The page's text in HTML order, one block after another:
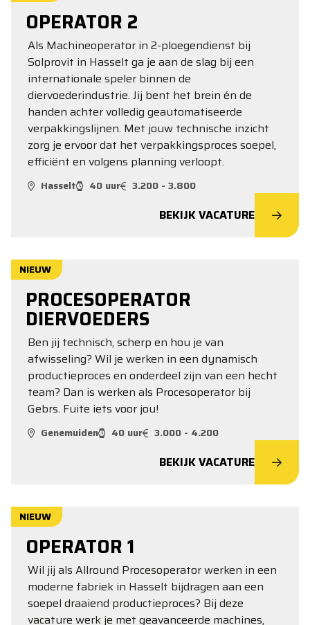
OPERATOR 2
Als Machineoperator in 2-ploegendienst bij
Solprovit in Hasselt ga je aan de slag bij een
internationale speler binnen de
diervoederindustrie. Jij bent het brein én de
handen achter volledig geautomatiseerde
verpakkingslijnen. Met jouw technische inzicht
zorg je ervoor dat het verpakkingsproces soepel,
efficiënt en volgens planning verloopt.
Hasselt 40 uur 3.200 - 3.800
BEKIJK VACATURE
NIEUW
PROCESOPERATOR
DIERVOEDERS
Ben jij technisch, scherp en hou je van
afwisseling? Wil je werken in een dynamisch
productieproces en onderdeel zijn van een hecht
team? Dan is werken als Procesoperator bij
Gebrs. Fuite iets voor jou!
Genemuiden 40 uur 3.000 - 4.200
BEKIJK VACATURE
NIEUW
OPERATOR 1
Wil jij als Allround Procesoperator werken in een
moderne fabriek in Hasselt bijdragen aan een
soepel draaiend productieproces? Bij deze
vacature werk je met geavanceerde machines,